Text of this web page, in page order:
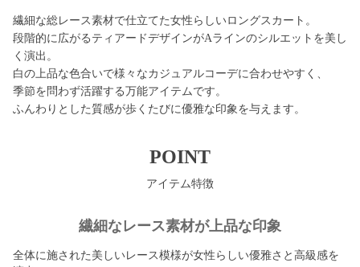
繊細な総レース素材で仕立てた女性らしいロングスカート。
段階的に広がるティアードデザインがAラインのシルエットを美し
く演出。
白の上品な色合いで様々なカジュアルコーデに合わせやすく、
季節を問わず活躍する万能アイテムです。
ふんわりとした質感が歩くたびに優雅な印象を与えます。
POINT
アイテム特徴
繊細なレース素材が上品な印象
全体に施された美しいレース模様が女性らしい優雅さと高級感を